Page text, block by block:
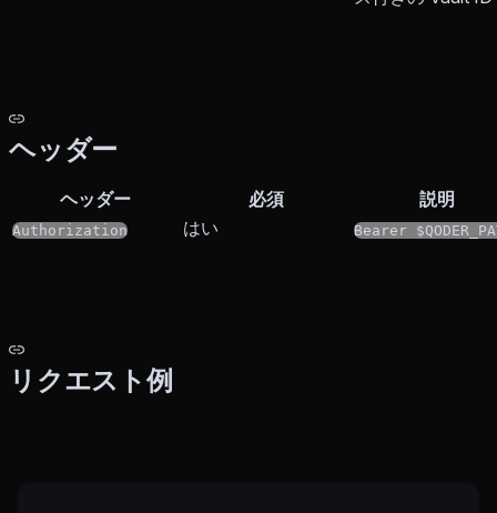
ヘッダー
ヘッダー 必須 説明
Authorization はい Bearer
リクエスト例